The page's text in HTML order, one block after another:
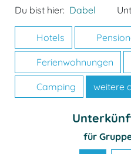
Du bist hier: Dabel
Hotels
Ferienwohnungen
Camping weitere
für